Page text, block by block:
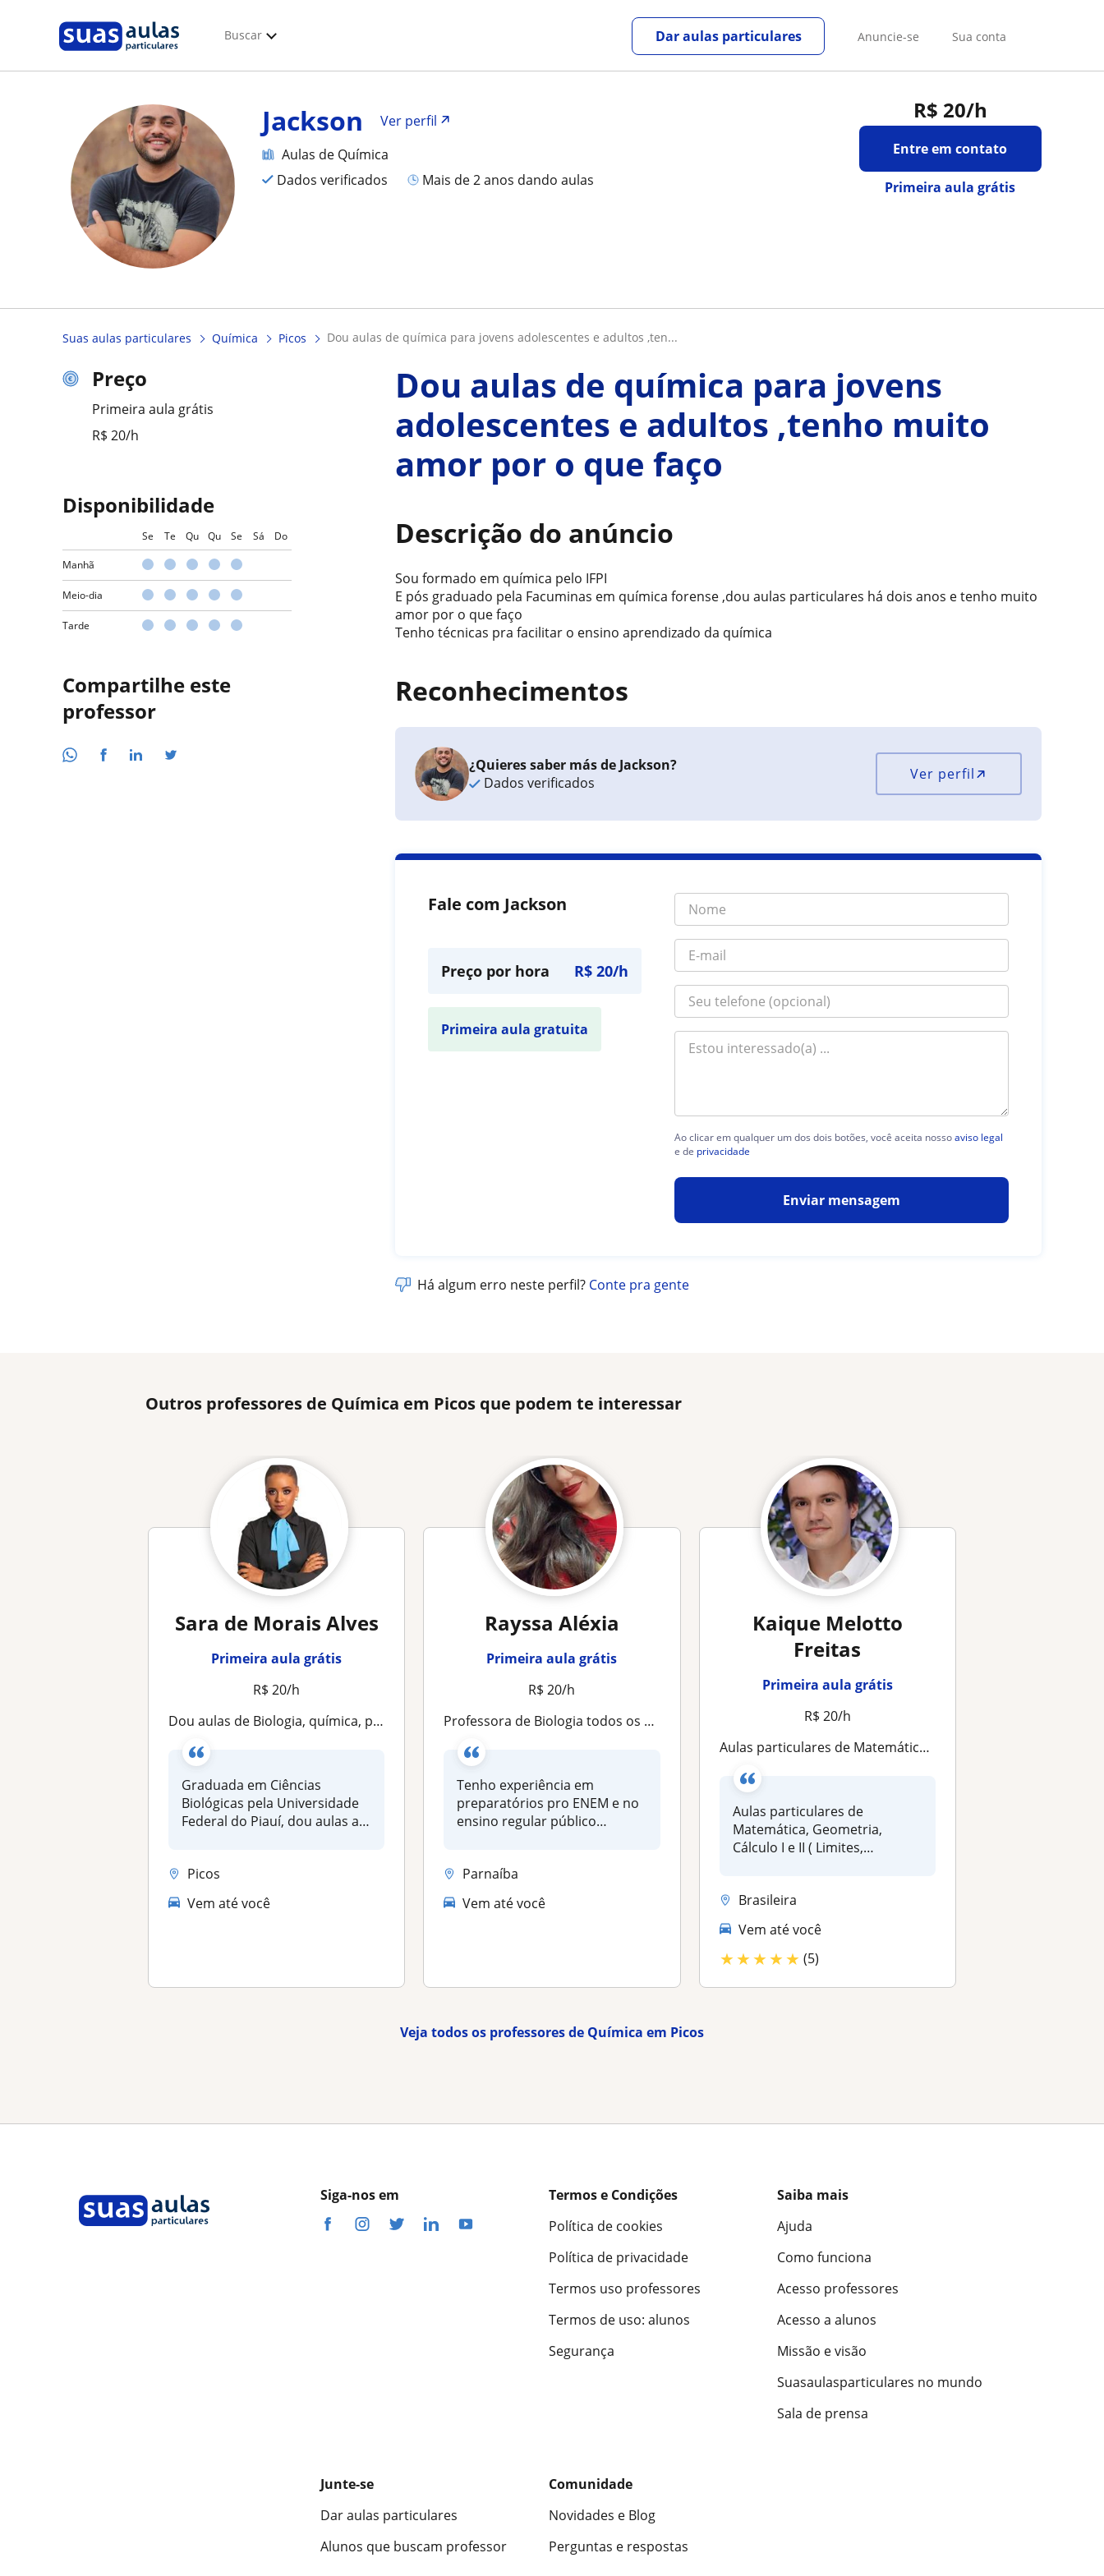
Buscar Anuncie-se Sua conta
Dar aulas particulares
R$ 20/h
Entre em contato
Primeira aula grátis
Jackson
Ver perfil
Aulas de Química
Dados verificados
mais de 2 anos dando aulas
Suas aulas particulares Química Picos dou aulas de química para jovens adolescentes e adultos ,ten...
Preço
Primeira aula grátis
R$ 20/h
Disponibilidade
Se Te Qu Qu Se Sá Do
Manhã
Meio-dia
Tarde
Compartilhe este
professor
Dou aulas de química para jovens
adolescentes e adultos ,tenho muito
amor por o que faço
Descrição do anúncio
Sou formado em química pelo IFPI
E pós graduado pela Facuminas em química forense ,dou aulas particulares há dois anos e tenho muito
amor por o que faço
Tenho técnicas pra facilitar o ensino aprendizado da química
Reconhecimentos
¿Quieres saber más de Jackson?
Dados verificados
Ver perfil
Fale com Jackson
Preço por hora R$ 20/h
Primeira aula gratuita
Ao clicar em qualquer um dos dois botões, você aceita nossoaviso legal
e de privacidade
Enviar mensagem
Há algum erro neste perfil? Conte pra gente
Outros professores de Química em Picos que podem te interessar
Sara de Morais Alves
Primeira aula grátis
R$ 20/h
Dou aulas de Biologia, química, português etc
Graduada em Ciências
Biológicas pela Universidade
Federal do Piauí, dou aulas a
Picos
Vem até você
Rayssa Aléxia
Primeira aula grátis
R$ 20/h
Professora de Biologia todos os anos do EM/ Física e Química do Fundamental
Tenho experiência em
preparatórios pro ENEM e no
ensino regular público
Parnaíba
Vem até você
Kaique Melotto
Freitas
Primeira aula grátis
R$ 20/h
Aulas particulares de Matemática, Geometria, Cálculo I e II ( Limites, Derivativos e Integrais), Química e Física on-line
Aulas particulares de
Matemática, Geometria,
Cálculo I e II ( Limites,
Brasileira
Vem até você
★★★★★ (5)
Veja todos os professores de Química em Picos
Siga-nos em
Termos e Condições
Política de cookies
Política de privacidade
Termos uso professores
Termos de uso: alunos
Segurança
Saiba mais
Ajuda
Como funciona
Acesso professores
Acesso a alunos
Missão e visão
Suasaulasparticulares no mundo
Sala de prensa
Junte-se
Dar aulas particulares
Alunos que buscam professor
Comunidade
Novidades e Blog
Perguntas e respostas